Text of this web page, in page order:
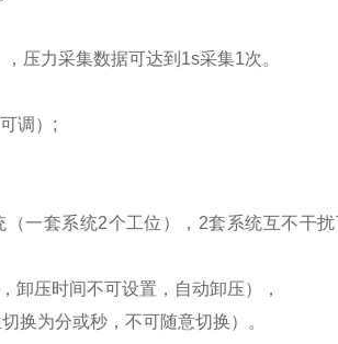
压力采集数据可达到 1s采集1次。
可调）;
（一套系统2个工位），2套系统互不干
卸压时间不可设置，自动卸压），
换为分或秒，不可随意切换）。